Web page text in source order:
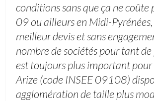
conditions sans que ça ne
09 ou ailleurs en Midi-
meilleur devis et sans
nombre de sociétés pour tant
est toujours plus important
Arize (code INSEE 09108)
agglomération de taille plus